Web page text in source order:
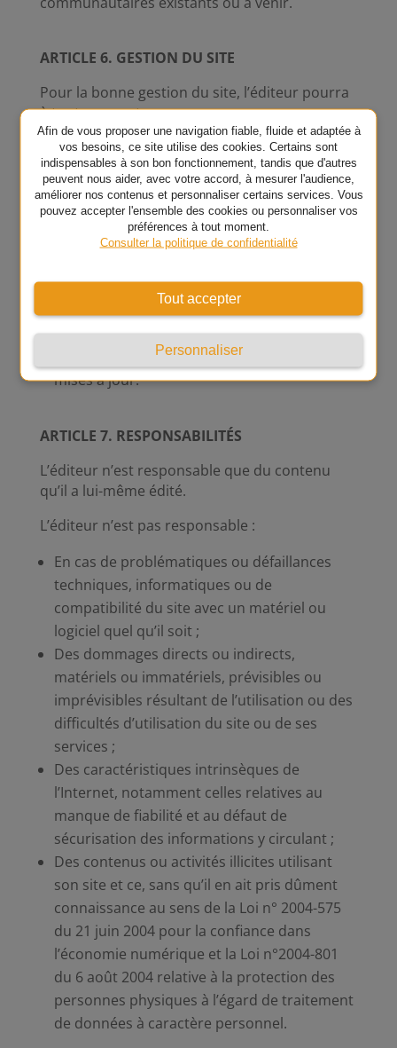
ARTICLE 6. GESTION DU SITE
Pour la bonne gestion du site, l’éditeur pourra
à tout moment :
Suspendre, interrompre ou limiter l’accès à
tout ou partie du site, réserver l’accès au
site, ou à certaines parties du site, à une
catégorie déterminée d’internaute ;
Supprimer toute information pouvant en
contravention avec les lois nationales ou
internationales, ou avec les règles de la
Nétiquette ;
Suspendre le site afin de procéder à des
mises à jour.
ARTICLE 7. RESPONSABILITÉS
L’éditeur n’est responsable que du contenu
qu’il a lui-même édité.
L’éditeur n’est pas responsable :
En cas de problématiques ou défaillances
techniques, informatiques ou de
compatibilité du site avec un matériel ou
logiciel quel qu’il soit ;
Des dommages directs ou indirects,
matériels ou immatériels, prévisibles ou
imprévisibles résultant de l’utilisation ou des
difficultés d’utilisation du site ou de ses
services ;
Des caractéristiques intrinsèques de
l’Internet, notamment celles relatives au
manque de fiabilité et au défaut de
sécurisation des informations y circulant ;
Des contenus ou activités illicites utilisant
son site et ce, sans qu’il en ait pris dûment
connaissance au sens de la Loi n° 2004-575
du 21 juin 2004 pour la confiance dans
l’économie numérique et la Loi n°2004-801
du 6 août 2004 relative à la protection des
personnes physiques à l’égard de traitement
de données à caractère personnel.
Afin de vous proposer une navigation fiable, fluide et adaptée à
vos besoins, ce site utilise des cookies. Certains sont
indispensables à son bon fonctionnement, tandis que d'autres
peuvent nous aider, avec votre accord, à mesurer l'audience,
améliorer nos contenus et personnaliser certains services. Vous
pouvez accepter l'ensemble des cookies ou personnaliser vos
préférences à tout moment.
Consulter la politique de confidentialité
Tout accepter
Personnaliser